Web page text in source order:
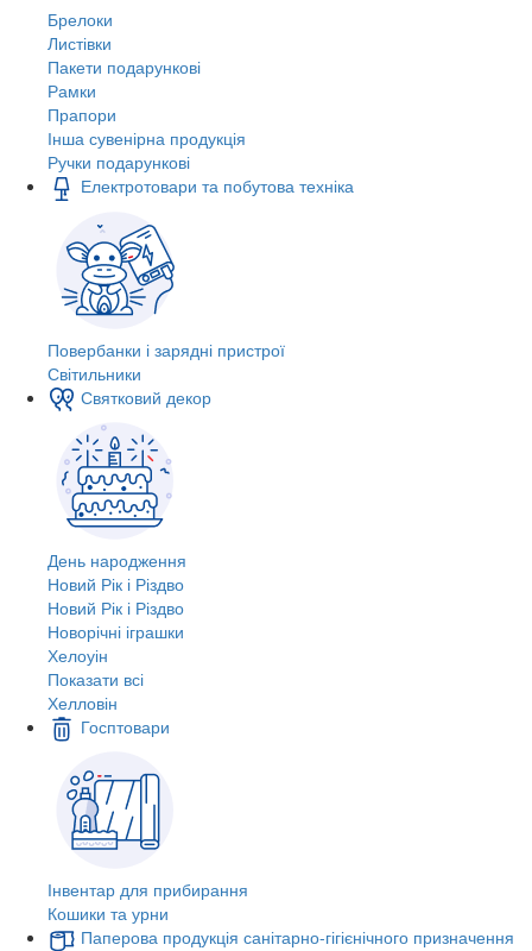
Брелоки
Листівки
Пакети подарункові
Рамки
Прапори
Інша сувенірна продукція
Ручки подарункові
Електротовари та побутова техніка
Повербанки і зарядні пристрої
Світильники
Святковий декор
День народження
Новий Рік і Різдво
Новий Рік і Різдво
Новорічні іграшки
Хелоуін
Показати всі
Хелловін
Госптовари
Інвентар для прибирання
Кошики та урни
Паперова продукція санітарно-гігієнічного призначення